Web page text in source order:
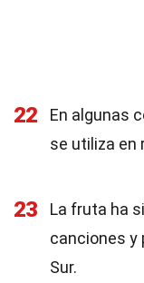
22
En algunas
se utiliza en
23
La fruta ha
canciones y
Sur.